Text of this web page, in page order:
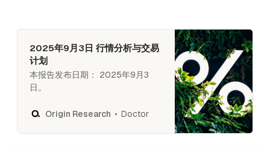
2025年9月3日 行情分析与交易
计划
本报告发布日期： 2025年9月3
日。
Origin Research Doctor